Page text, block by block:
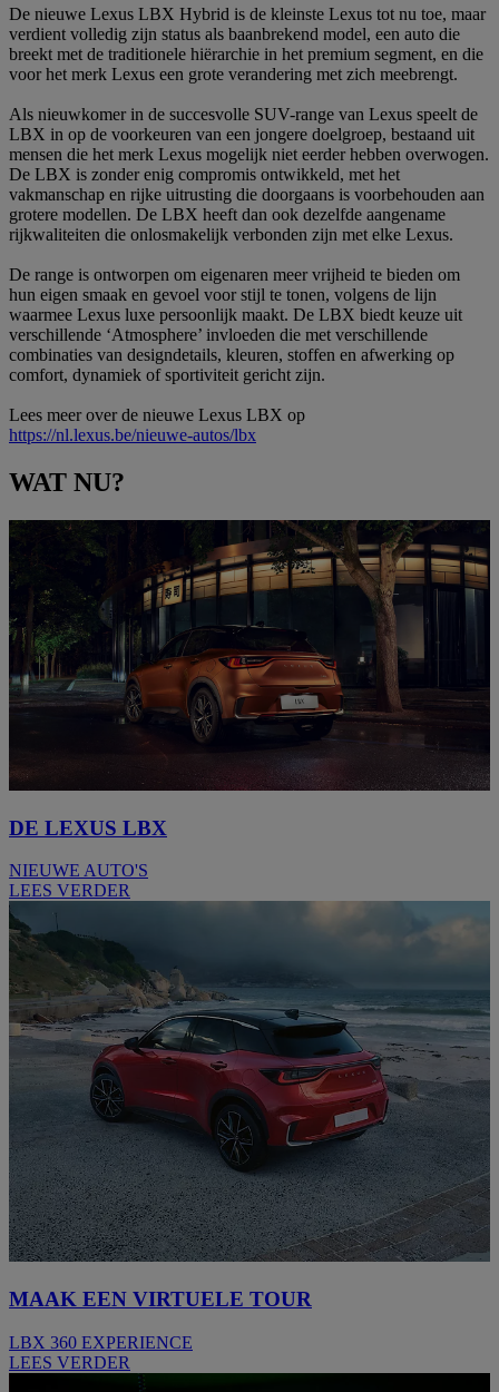
De nieuwe Lexus LBX Hybrid is de kleinste Lexus tot nu toe, maar
verdient volledig zijn status als baanbrekend model, een auto die
breekt met de traditionele hiërarchie in het premium segment, en die
voor het merk Lexus een grote verandering met zich meebrengt.
Als nieuwkomer in de succesvolle SUV-range van Lexus speelt de
LBX in op de voorkeuren van een jongere doelgroep, bestaand uit
mensen die het merk Lexus mogelijk niet eerder hebben overwogen.
De LBX is zonder enig compromis ontwikkeld, met het
vakmanschap en rijke uitrusting die doorgaans is voorbehouden aan
grotere modellen. De LBX heeft dan ook dezelfde aangename
rijkwaliteiten die onlosmakelijk verbonden zijn met elke Lexus.
De range is ontworpen om eigenaren meer vrijheid te bieden om
hun eigen smaak en gevoel voor stijl te tonen, volgens de lijn
waarmee Lexus luxe persoonlijk maakt. De LBX biedt keuze uit
verschillende ‘Atmosphere’ invloeden die met verschillende
combinaties van designdetails, kleuren, stoffen en afwerking op
comfort, dynamiek of sportiviteit gericht zijn.
Lees meer over de nieuwe Lexus LBX op
https://nl.lexus.be/nieuwe-autos/lbx
WAT NU?
DE LEXUS LBX
NIEUWE AUTO'S
LEES VERDER
MAAK EEN VIRTUELE TOUR
LBX 360 EXPERIENCE
LEES VERDER